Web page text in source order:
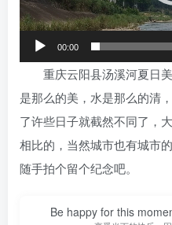
00:00
重庆云阳县汤溪河夏日
是那么的美，水是那么的清
了许些日子就截然不同了，
相比的，当然城市也有城市
随手拍个留个纪念吧。
Be happy for this